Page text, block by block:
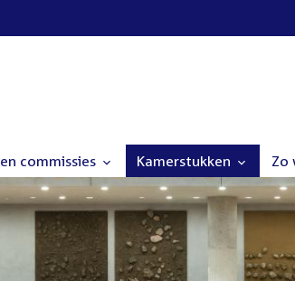
commissies Kamerstukken Zo